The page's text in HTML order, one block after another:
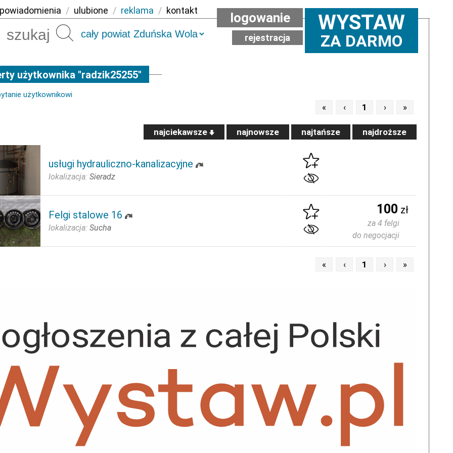
powiadomienia / ulubione / reklama / kontakt
Szukaj WYSTAW
ZA DARMO
logowanie
rejestracja
użytkownika "radzik25255"
użytkownikowi
« ‹ 1 › »
najciekawsze najnowsze najtańsze najdroższe
usługi hydrauliczno-kanalizacyjne
lokalizacja: Sieradz
Felgi stalowe 16
lokalizacja: Sucha
100 zł
za 4 felgi
do negocjacji
« ‹ 1 › »